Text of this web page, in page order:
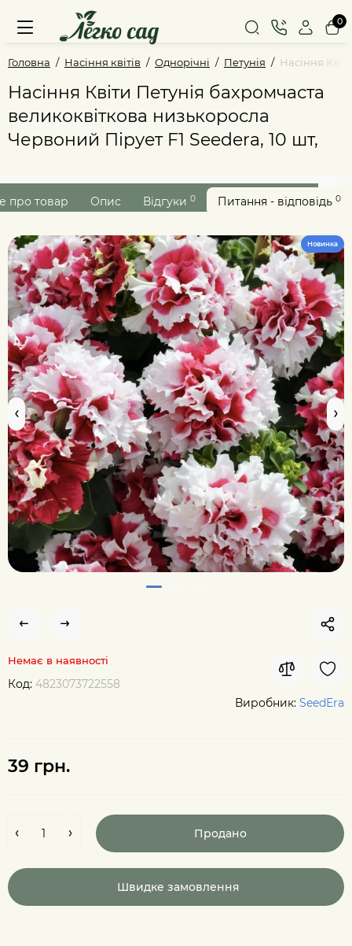
0
Головна Насіння квітів Однорічні Петунія Насіння
Насіння Квіти Петунія бахромчаста
великоквіткова низькоросла
Червоний Пірует F1 Seedera, 10 шт,
про товар Опис Відгуки 0 Питання - відповідь 0
Новинка
Немає в наявності
Код: 4823073722558
Виробник: SeedEra
39 грн.
Продано
Швидке замовлення